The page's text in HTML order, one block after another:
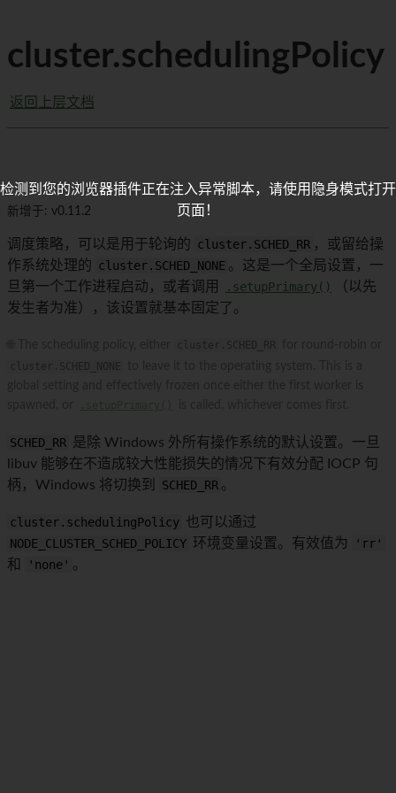
cluster.schedulingPolicy
返回上层文档
新增于: v0.11.2
调度策略，可以是用于轮询的 cluster.SCHED_RR ，或留给操
作系统处理的
cluster.SCHED_NONE 。这是一个全局设置，一
旦第一个工作进程启动，或者调用
.setupPrimary()
（以先
发生者为准），该设置就基本固定了。
SCHED_RR 是除 Windows 外所有操作系统的默认设置。一旦
libuv 能够在不造成较大性能损失的情况下有效分配 IOCP 句
柄，Windows 将切换到
SCHED_RR 。
cluster.schedulingPolicy 也可以通过
NODE_CLUSTER_SCHED_POLICY 环境变量设置。有效值为
'rr'
和
'none' 。
检测到您的浏览器插件正在注入异常脚本，请使用隐身模式打开
页面！